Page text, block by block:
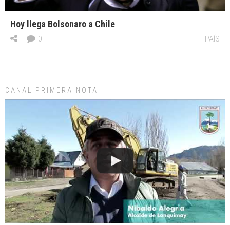
Hoy llega Bolsonaro a Chile
PAÍS
0
CANAL PRIMERA NOTA